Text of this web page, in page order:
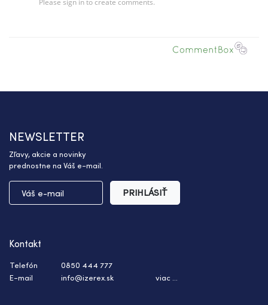
NEWSLETTER
Zľavy, akcie a novinky
prednostne na Váš e-mail.
PRIHLÁSIŤ
Kontakt
Telefón
0850 444 777
E-mail
info@izerex.sk viac ...